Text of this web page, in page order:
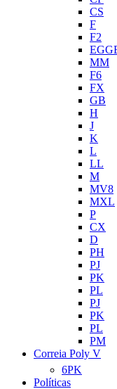
CS
F
F2
MM
F6
FX
GB
H
J
K
L
LL
M
MV8
MXL
P
CX
D
PH
PJ
PK
PL
PJ
PK
PL
PM
Correia Poly V
6PK
Políticas